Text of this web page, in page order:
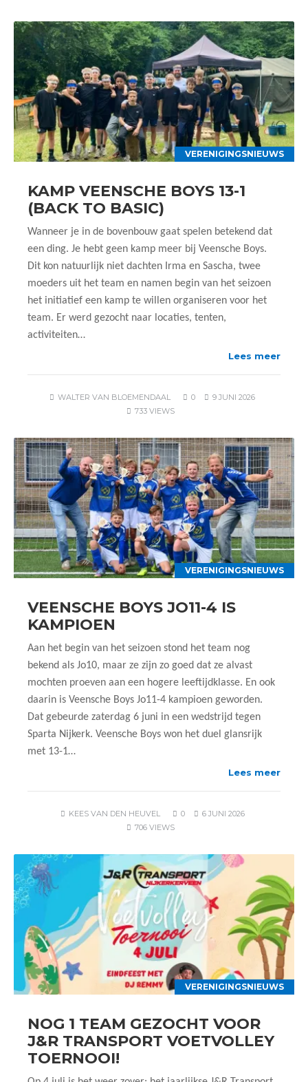
VERENIGINGSNIEUWS
KAMP VEENSCHE BOYS 13-1
(BACK TO BASIC)
Wanneer je in de bovenbouw gaat spelen betekend dat
een ding. Je hebt geen kamp meer bij Veensche Boys.
Dit kon natuurlijk niet dachten Irma en Sascha, twee
moeders uit het team en namen begin van het seizoen
het initiatief een kamp te willen organiseren voor het
team. Er werd gezocht naar locaties, tenten,
activiteiten…
Lees meer
WALTER VAN BLOEMENDAAL 0
9 JUNI 2026
733 VIEWS
VERENIGINGSNIEUWS
VEENSCHE BOYS JO11-4 IS
KAMPIOEN
Aan het begin van het seizoen stond het team nog
bekend als Jo10, maar ze zijn zo goed dat ze alvast
mochten proeven aan een hogere leeftijdklasse. En ook
daarin is Veensche Boys Jo11-4 kampioen geworden.
Dat gebeurde zaterdag 6 juni in een wedstrijd tegen
Sparta Nijkerk. Veensche Boys won het duel glansrijk
met 13-1…
Lees meer
KEES VAN DEN HEUVEL 0
6 JUNI 2026
706 VIEWS
VERENIGINGSNIEUWS
NOG 1 TEAM GEZOCHT VOOR
J&R TRANSPORT VOETVOLLEY
TOERNOOI!